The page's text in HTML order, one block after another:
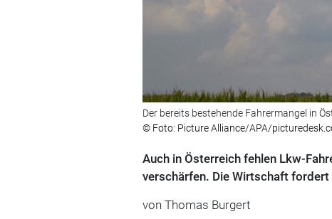
Der bereits bestehende Fahrermangel in
© Foto: Picture Alliance/APA/
Auch in Österreich fehlen Lkw-
verschärfen. Die Wirtschaft
von Thomas Burgert